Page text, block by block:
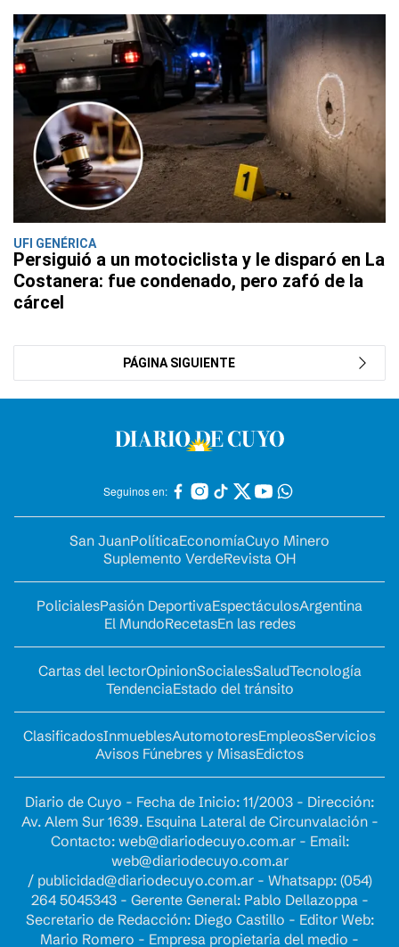
UFI GENÉRICA
Persiguió a un motociclista y le disparó en La
Costanera: fue condenado, pero zafó de la
cárcel
PÁGINA SIGUIENTE
Seguinos en:
San JuanPolíticaEconomíaCuyo Minero
Suplemento VerdeRevista OH
PolicialesPasión DeportivaEspectáculosArgentina
El MundoRecetasEn las redes
Cartas del lectorOpinionSocialesSaludTecnología
TendenciaEstado del tránsito
ClasificadosInmueblesAutomotoresEmpleosServicios
Avisos Fúnebres y MisasEdictos
Diario de Cuyo - Fecha de Inicio: 11/2003 - Dirección:
Av. Alem Sur 1639. Esquina Lateral de Circunvalación -
Contacto: web@diariodecuyo.com.ar- Email:
web@diariodecuyo.com.ar
/ publicidad@diariodecuyo.com.ar- Whatsapp: (054)
264 5045343 - Gerente General: Pablo Dellazoppa -
Secretario de Redacción: Diego Castillo - Editor Web:
Mario Romero - Empresa propietaria del medio -